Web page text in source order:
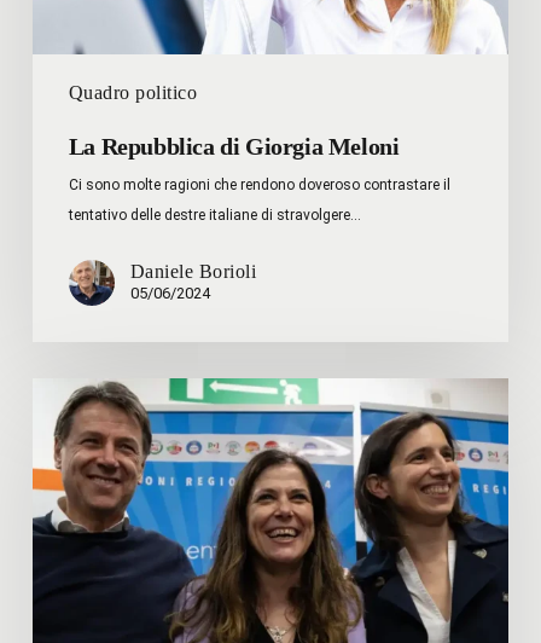
Quadro politico
La Repubblica di Giorgia Meloni
Ci sono molte ragioni che rendono doveroso contrastare il
tentativo delle destre italiane di stravolgere…
Daniele Borioli
05/06/2024
vento
occidentale:
la
scintilla